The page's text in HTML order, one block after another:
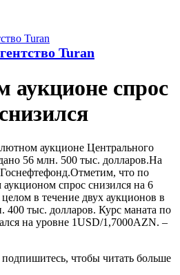
Turan
спрос
аукционе Центрального
56 млн. 500 тыс. долларов.На
что по
спрос снизился на 6
в течение двух аукционов в
400 тыс. долларов. Курс маната по
на уровне 1USD/1,7000AZN. –
чтобы читать больше